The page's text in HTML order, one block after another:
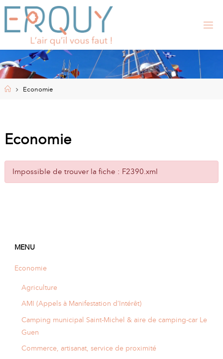
Skip
content
RQ
UY
, SI
EL
DE
HomeEconomie
Economie
Impossible de trouver la fiche : F2390.xml
MENU
Economie
Agriculture
AMI (Appels à Manifestation d’Intérêt)
Camping municipal Saint-Michel & aire de camping-car Le
Guen
Commerce, artisanat, service de proximité